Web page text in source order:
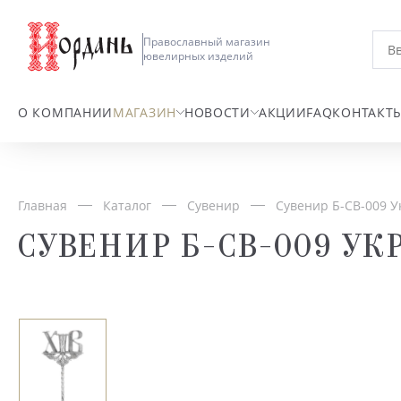
Православный магазин
ювелирных изделий
О КОМПАНИИМАГАЗИН НОВОСТИ АКЦИИFAQ
Главная Каталог Сувенир Сувенир Б-СВ-009
СУВЕНИР Б-СВ-009